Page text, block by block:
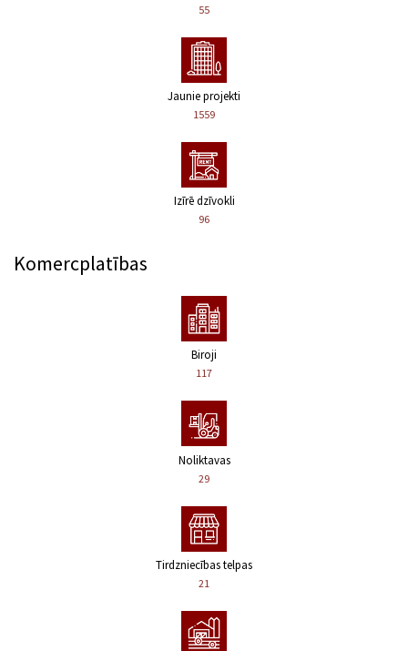
55
Jaunie projekti
1559
Izīrē dzīvokli
96
Komercplatības
Biroji
117
Noliktavas
29
Tirdzniecības telpas
21